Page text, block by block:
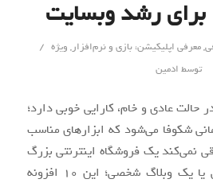
,معرفی اپلیکیشن، بازی و نرم‌افزار‌, ویژه /
توسط ادمین
عادی و خام، کارایی خوبی دارد؛
شکوفا می‌شود که ابزارهای مناسب
نمی‌کند یک فروشگاه اینترنتی بزرگ
دارید، یک سایت شرکتی یا یک وبلاگ شخصی؛ این ۱۰ افزونه